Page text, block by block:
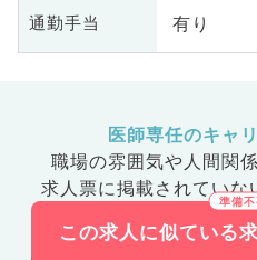
通勤手当 有り
医師専任のキャ
職場の雰囲気や人間関係
求人票に掲載されていな
この求人に似ている